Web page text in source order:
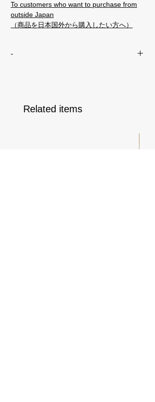
To customers who want to purchase from
outside Japan
（商品を日本国外から購入したい方へ）
-
Related items